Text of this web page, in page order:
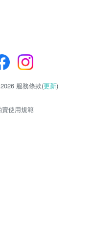
服務條款(更新)
賣使用規範